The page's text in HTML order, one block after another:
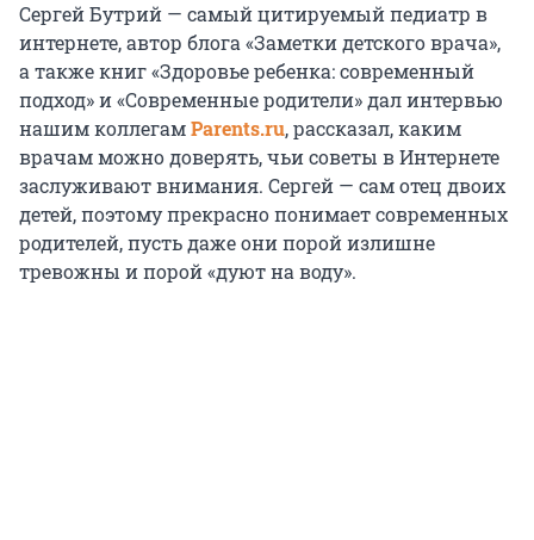
Сергей Бутрий — самый цитируемый педиатр в
интернете, автор блога «Заметки детского врача»,
а также книг «Здоровье ребенка: современный
подход» и «Современные родители» дал интервью
нашим коллегамParents.ru,рассказал, каким
врачам можно доверять, чьи советы в Интернете
заслуживают внимания. Сергей — сам отец двоих
детей, поэтому прекрасно понимает современных
родителей, пусть даже они порой излишне
тревожны и порой «дуют на воду».